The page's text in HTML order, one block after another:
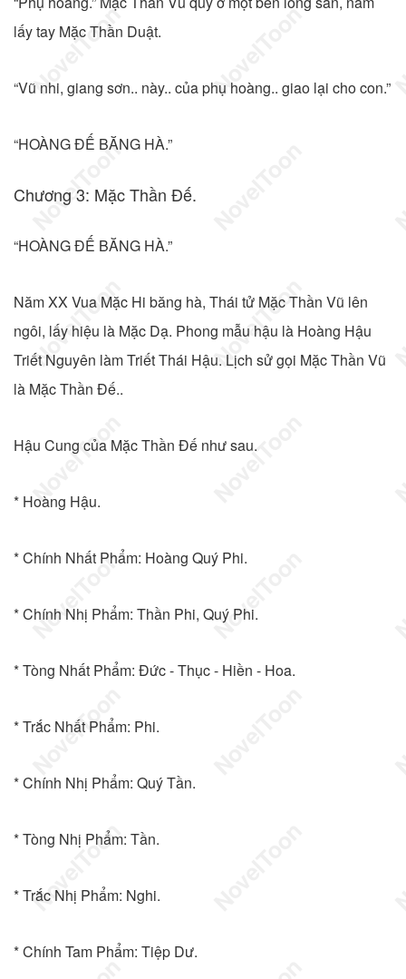
lấy tay Mặc Thần Duật.
“Vũ nhi, giang sơn.. này.. của phụ hoàng.. giao lại cho con.”
“HOÀNG ĐẾ BĂNG HÀ.”
Chương 3: Mặc Thần Đế.
“HOÀNG ĐẾ BĂNG HÀ.”
Năm XX Vua Mặc Hi băng hà, Thái tử Mặc Thần Vũ lên
ngôi, lấy hiệu là Mặc Dạ. Phong mẫu hậu là Hoàng Hậu
Triết Nguyên làm Triết Thái Hậu. Lịch sử gọi Mặc Thần Vũ
là Mặc Thần Đế..
Hậu Cung của Mặc Thần Đế như sau.
* Hoàng Hậu.
* Chính Nhất Phẩm: Hoàng Quý Phi.
* Chính Nhị Phẩm: Thần Phi, Quý Phi.
* Tòng Nhất Phẩm: Đức - Thục - Hiền - Hoa.
* Trắc Nhất Phẩm: Phi.
* Chính Nhị Phẩm: Quý Tần.
* Tòng Nhị Phẩm: Tần.
* Trắc Nhị Phẩm: Nghi.
* Chính Tam Phẩm: Tiệp Dư.